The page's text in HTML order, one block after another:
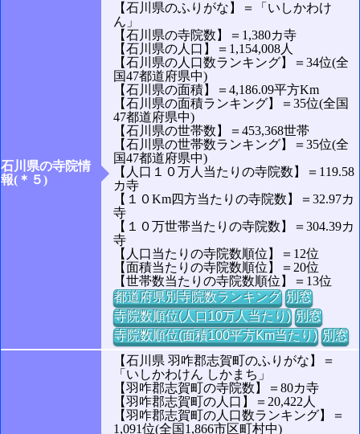
石川県の寺院情
報(＊５)
【石川県のふりがな】＝「いしかわけ
ん」
【石川県の寺院数】＝1,380カ寺
【石川県の人口】＝1,154,008人
【石川県の人口数ランキング】＝34位(全
国47都道府県中)
【石川県の面積】＝4,186.09平方Km
【石川県の面積ランキング】＝35位(全国
47都道府県中)
【石川県の世帯数】＝453,368世帯
【石川県の世帯数ランキング】＝35位(全
国47都道府県中)
【人口１０万人当たりの寺院数】＝119.58
カ寺
【１０Km四方当たりの寺院数】＝32.97カ
寺
【１０万世帯当たりの寺院数】＝304.39カ
寺
【人口当たりの寺院数順位】＝12位
【面積当たりの寺院数順位】＝20位
【世帯数当たりの寺院数順位】＝13位
都道府県別寺院数ランキング 別窓
寺院数順位(人口10万人当たり) 別窓
寺院数順位(面積100平方Km当たり) 別窓
【石川県 羽咋郡志賀町のふりがな】＝
「いしかわけん しかまち」
【羽咋郡志賀町の寺院数】＝80カ寺
【羽咋郡志賀町の人口】＝20,422人
【羽咋郡志賀町の人口数ランキング】＝
1,091位(全国1,866市区町村中)